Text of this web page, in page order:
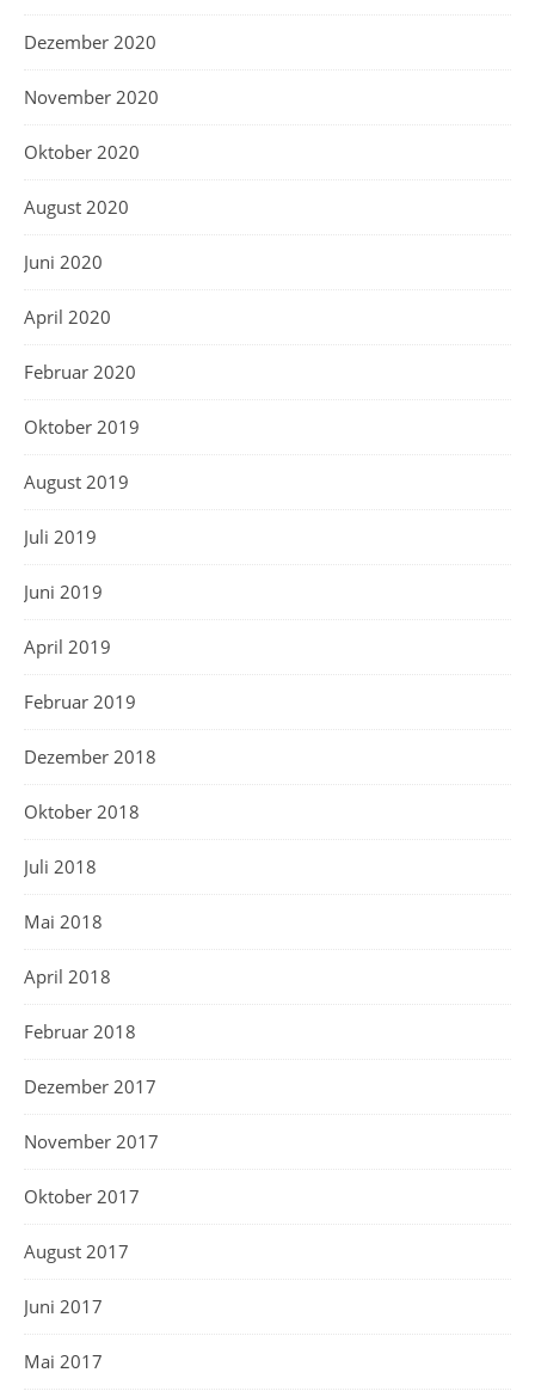
Dezember 2020
November 2020
Oktober 2020
August 2020
Juni 2020
April 2020
Februar 2020
Oktober 2019
August 2019
Juli 2019
Juni 2019
April 2019
Februar 2019
Dezember 2018
Oktober 2018
Juli 2018
Mai 2018
April 2018
Februar 2018
Dezember 2017
November 2017
Oktober 2017
August 2017
Juni 2017
Mai 2017